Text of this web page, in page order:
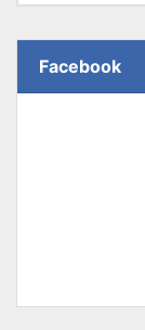
Facebook